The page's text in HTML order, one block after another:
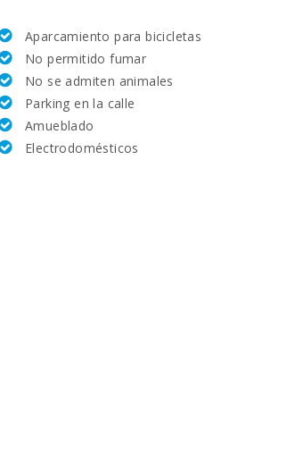
11,8
Aparcamiento para bicicletas
No permitido fumar
No se admiten animales
Parking en la calle
Amueblado
Electrodomésticos